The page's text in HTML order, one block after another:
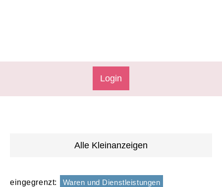
Login
Alle Kleinanzeigen
eingegrenzt:
Waren und Dienstleistungen